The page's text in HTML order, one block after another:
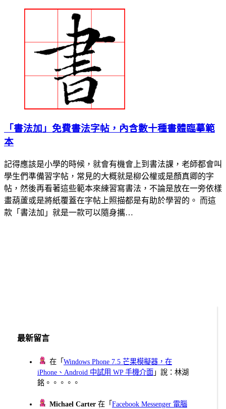
「書法加」免費書法字帖，內含數十種書體臨摹範
本
記得應該是小學的時候，就會有機會上到書法課，老師都會叫
學生們準備習字帖，常見的大概就是柳公權或是顏真卿的字
帖，然後再看著這些範本來練習寫書法，不論是放在一旁依樣
畫葫蘆或是將紙覆蓋在字帖上照描都是有助於學習的。 而這
款「書法加」就是一款可以隨身攜…
最新留言
在「Windows Phone 7.5 芒果模擬器，在
iPhone、Android 中試用 WP 手機介面 」說：林湖
銘。。。。。
Michael Carter 在「Facebook Messenger 電腦